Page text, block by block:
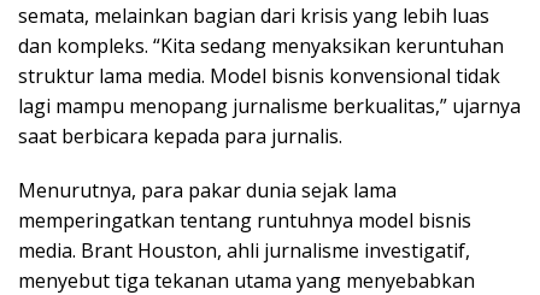
semata, melainkan bagian dari krisis yang lebih luas
dan kompleks. “Kita sedang menyaksikan keruntuhan
struktur lama media. Model bisnis konvensional tidak
lagi mampu menopang jurnalisme berkualitas,” ujarnya
saat berbicara kepada para jurnalis.
Menurutnya, para pakar dunia sejak lama
memperingatkan tentang runtuhnya model bisnis
media. Brant Houston, ahli jurnalisme investigatif,
menyebut tiga tekanan utama yang menyebabkan